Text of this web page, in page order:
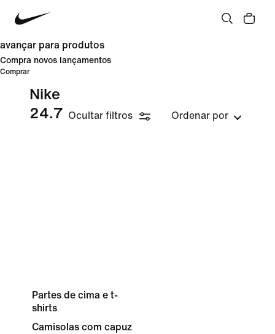
avançar para produtos
Compra novos lançamentos
Comprar
Nike
24.7 Ocultar filtros Ordenar por
Partes de cima e t-
shirts
Camisolas com capuz